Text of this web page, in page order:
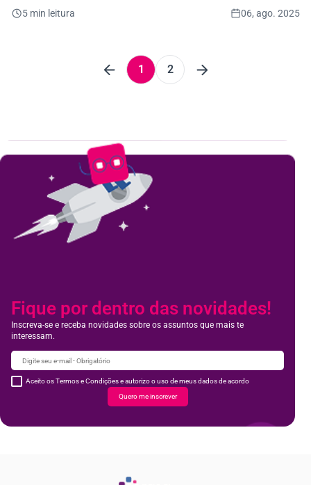
5 min leitura 06, ago. 2025
1 2
Fique por dentro das novidades!
Inscreva-se e receba novidades sobre os assuntos que mais te
interessam.
Aceito os Termos e Condições e autorizo o uso de meus dados de acordo
Quero me inscrever